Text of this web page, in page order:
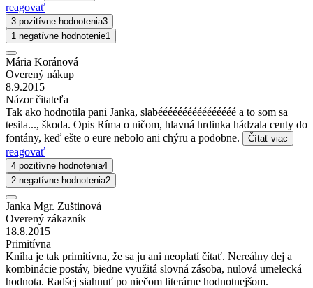
reagovať
3 pozitívne hodnotenia3
1 negatívne hodnotenie1
Mária Koránová
Overený nákup
8.9.2015
Názor čitateľa
Tak ako hodnotila pani Janka, slabéééééééééééééééé a to som sa
tesila..., škoda. Opis Ríma o ničom, hlavná hrdinka hádzala centy do
fontány, keď ešte o eure nebolo ani chýru a podobne.
Čítať viac
reagovať
4 pozitívne hodnotenia4
2 negatívne hodnotenia2
Janka Mgr. Zuštinová
Overený zákazník
18.8.2015
Primitívna
Kniha je tak primitívna, že sa ju ani neoplatí čítať. Nereálny dej a
kombinácie postáv, biedne využitá slovná zásoba, nulová umelecká
hodnota. Radšej siahnuť po niečom literárne hodnotnejšom.